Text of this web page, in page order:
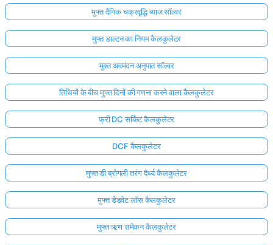
मुफ्त दैनिक चक्रवृद्धि ब्याज सॉल्वर
मुफ्त डाल्टन का नियम कैलकुलेटर
मुक्त अवमंदन अनुपात सॉल्वर
तिथियों के बीच मुफ्त दिनों की गणना करने वाला कैलकुलेटर
फ्री DC सर्किट कैलकुलेटर
DCF कैलकुलेटर
मुफ्त डी ब्रोगली तरंग दैर्ध्य कैलकुलेटर
मुफ्त डेडवेट लॉस कैलकुलेटर
मुफ्त ऋण समेकन कैलकुलेटर